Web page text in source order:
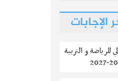
الإجابات
للرياضة و التربية